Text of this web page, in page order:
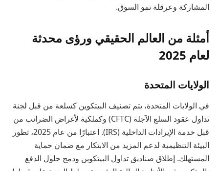
المشاركة وعرقلة نمو السوق.
أمثلة من العالم الحقيقي ورؤى محدثة
لعام 2025
الولايات المتحدة
في الولايات المتحدة، يتم تصنيف البيتكوين كسلعة من قبل لجنة
تداول عقود السلع الآجلة (CFTC) وكملكية لأغراض الضرائب من
قبل خدمة الإيرادات الداخلية (IRS). اعتبارًا من عام 2025، تطور
البيئة التنظيمية لدعم المزيد من الابتكار مع ضمان حماية
المستهلك. إطلاق صناديق تداول البيتكوين ودمج حلول الدفع